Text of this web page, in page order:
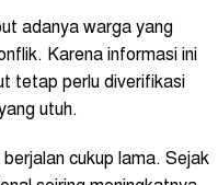
adanya warga yang
Karena informasi ini
tetap perlu diverifikasi
utuh.
cukup lama. Sejak